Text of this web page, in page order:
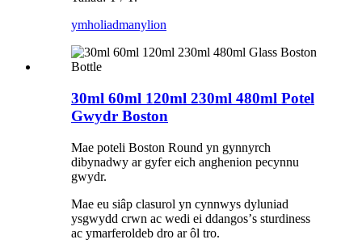
ymholiadmanylion
30ml 60ml 120ml 230ml 480ml Potel
Gwydr Boston
Mae poteli Boston Round yn gynnyrch
dibynadwy ar gyfer eich anghenion pecynnu
gwydr.
Mae eu siâp clasurol yn cynnwys dyluniad
ysgwydd crwn ac wedi ei ddangos’s sturdiness
ac ymarferoldeb dro ar ôl tro.